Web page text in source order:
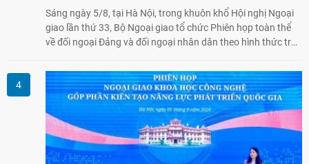
Sáng ngày 5/8, tại Hà Nội, trong khuôn khổ Hội nghị Ngoại
giao lần thứ 33, Bộ Ngoại giao tổ chức Phiên họp toàn thể
về đối ngoại Đảng và đối ngoại nhân dân theo hình thức trực
và các Cơ quan đại diện Việt Nam ở nước ngoài.